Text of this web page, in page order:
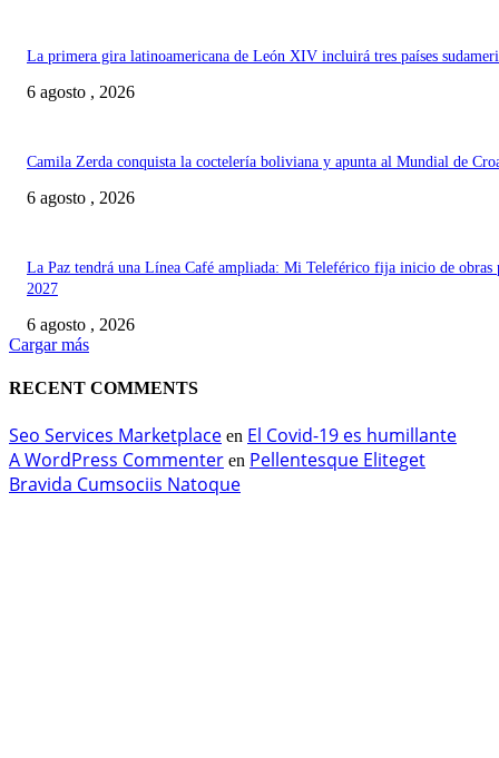
La primera gira latinoamericana de León XIV incluirá tres países
6 agosto , 2026
Camila Zerda conquista la coctelería boliviana y apunta al Mundial de
6 agosto , 2026
La Paz tendrá una Línea Café ampliada: Mi Teleférico fija inicio de obras
2027
6 agosto , 2026
Cargar más
RECENT COMMENTS
Seo Services Marketplace en El Covid-19 es humillante
A WordPress Commenter en Pellentesque Eliteget
Bravida Cumsociis Natoque